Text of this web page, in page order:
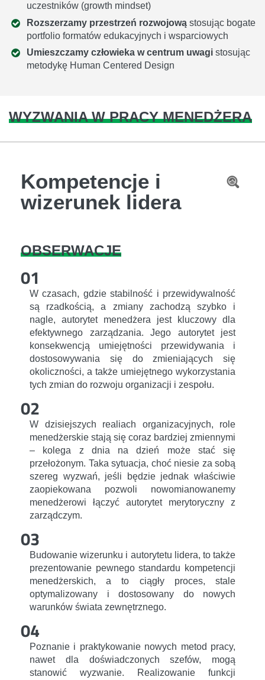
uczestników (growth mindset)
Rozszerzamy przestrzeń rozwojową stosując bogate
portfolio formatów edukacyjnych i wsparciowych
Umieszczamy człowieka w centrum uwagi stosując
metodykę Human Centered Design
WYZWANIA W PRACY MENEDŻERA
Kompetencje i
wizerunek lidera
OBSERWACJE
01
W czasach, gdzie stabilność i przewidywalność
są rzadkością, a zmiany zachodzą szybko i
nagle, autorytet menedżera jest kluczowy dla
efektywnego zarządzania. Jego autorytet jest
konsekwencją umiejętności przewidywania i
dostosowywania się do zmieniających się
okoliczności, a także umiejętnego wykorzystania
tych zmian do rozwoju organizacji i zespołu.
02
W dzisiejszych realiach organizacyjnych, role
menedżerskie stają się coraz bardziej zmiennymi
– kolega z dnia na dzień może stać się
przełożonym. Taka sytuacja, choć niesie za sobą
szereg wyzwań, jeśli będzie jednak właściwie
zaopiekowana pozwoli nowomianowanemy
menedżerowi łączyć autorytet merytoryczny z
zarządczym.
03
Budowanie wizerunku i autorytetu lidera, to także
prezentowanie pewnego standardu kompetencji
menedżerskich, a to ciągły proces, stale
optymalizowany i dostosowany do nowych
warunków świata zewnętrznego.
04
Poznanie i praktykowanie nowych metod pracy,
nawet dla doświadczonych szefów, mogą
stanowić wyzwanie. Realizowanie funkcji